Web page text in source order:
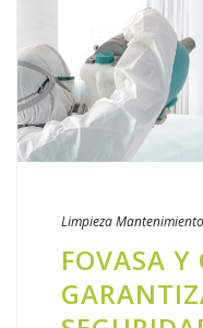
Además, los terceros
que hemos
necesaria la
LimpiezaMantenimiento
FOVASA Y